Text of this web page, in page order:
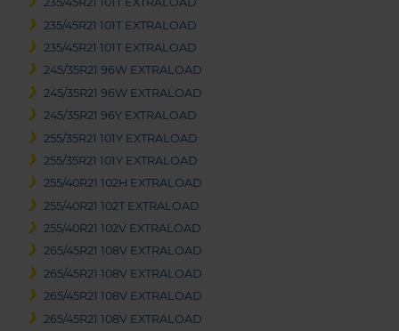
235/45R21 101T EXTRALOAD
235/45R21 101T EXTRALOAD
245/35R21 96W EXTRALOAD
245/35R21 96W EXTRALOAD
245/35R21 96Y EXTRALOAD
255/35R21 101Y EXTRALOAD
255/35R21 101Y EXTRALOAD
255/40R21 102H EXTRALOAD
255/40R21 102T EXTRALOAD
255/40R21 102V EXTRALOAD
265/45R21 108V EXTRALOAD
265/45R21 108V EXTRALOAD
265/45R21 108V EXTRALOAD
265/45R21 108V EXTRALOAD